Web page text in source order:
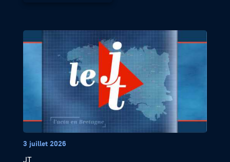
3 juillet 2026
JT